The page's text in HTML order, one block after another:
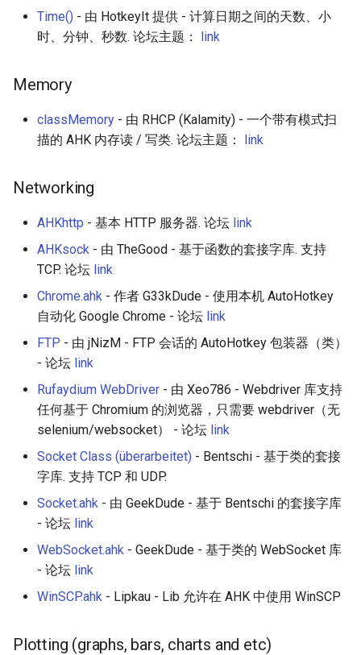
Time() - 由 HotkeyIt 提供 - 计算日期之间的天数、小
时、分钟、秒数. 论坛主题： link
Memory
classMemory - 由 RHCP (Kalamity) - 一个带有模式扫
描的 AHK 内存读 / 写类. 论坛主题： link
Networking
AHKhttp - 基本 HTTP 服务器. 论坛 link
AHKsock - 由 TheGood - 基于函数的套接字库. 支持
TCP. 论坛 link
Chrome.ahk - 作者 G33kDude - 使用本机 AutoHotkey
自动化 Google Chrome - 论坛 link
FTP - 由 jNizM - FTP 会话的 AutoHotkey 包装器（类）
- 论坛 link
Rufaydium WebDriver - 由 Xeo786 - Webdriver 库支持
任何基于 Chromium 的浏览器，只需要 webdriver（无
selenium/websocket） - 论坛 link
Socket Class (überarbeitet) - Bentschi - 基于类的套接
字库. 支持 TCP 和 UDP.
Socket.ahk - 由 GeekDude - 基于 Bentschi 的套接字库
- 论坛 link
WebSocket.ahk - GeekDude - 基于类的 WebSocket 库
- 论坛 link
WinSCP.ahk - Lipkau - Lib 允许在 AHK 中使用 WinSCP
Plotting (graphs, bars, charts and etc)